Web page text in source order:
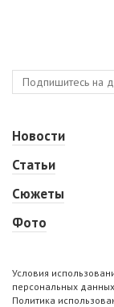
Новости
Статьи
Сюжеты
Фото
Условия
персональных данных
Политика